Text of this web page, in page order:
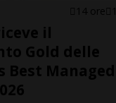
14 ore 1
il
Gold delle
Best Managed